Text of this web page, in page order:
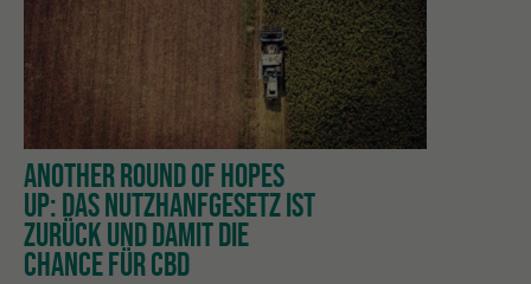
ANOTHER ROUND OF HOPES
UP: DAS NUTZHANFGESETZ IST
ZURÜCK UND DAMIT DIE
CHANCE FÜR CBD